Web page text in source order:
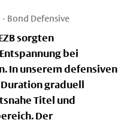
- Bond Defensive
sorgten
bei
In unserem defensiven
graduell
Titel und
Der